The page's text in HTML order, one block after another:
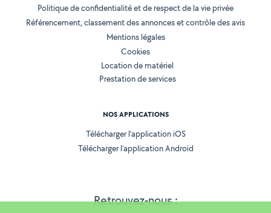
Retrouvez-nous :
Politique de confidentialité et de respect de la vie privée
Référencement, classement des annonces et contrôle des avis
Mentions légales
Cookies
Location de matériel
Prestation de services
NOS APPLICATIONS
Télécharger l’application iOS
Télécharger l’application Android